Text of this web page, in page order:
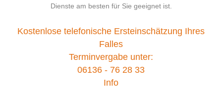
Dienste am besten für Sie geeignet ist.
Kostenlose telefonische Ersteinschätzung Ihres
Falles
Terminvergabe unter:
06136 - 76 28 33
Info